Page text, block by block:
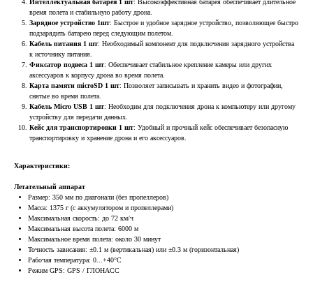
Интеллектуальная батарея 1 шт: Высокоэффективная батарея обеспечивает длительное
время полета и стабильную работу дрона.
Зарядное устройство 1шт: Быстрое и удобное зарядное устройство, позволяющее быстро
подзарядить батарею перед следующим полетом.
Кабель питания 1 шт: Необходимый компонент для подключения зарядного устройства
к источнику питания.
Фиксатор подвеса 1 шт: Обеспечивает стабильное крепление камеры или других
аксессуаров к корпусу дрона во время полета.
Карта памяти microSD 1 шт: Позволяет записывать и хранить видео и фотографии,
снятые во время полета.
Кабель Micro USB 1 шт: Необходим для подключения дрона к компьютеру или другому
устройству для передачи данных.
Кейс для транспортировки 1 шт: Удобный и прочный кейс обеспечивает безопасную
транспортировку и хранение дрона и его аксессуаров.
Характеристики:
Летательный аппарат
Размер: 350 мм по диагонали (без пропеллеров)
Масса: 1375 г (с аккумулятором и пропеллерами)
Максимальная скорость: до 72 км/ч
Максимальная высота полета: 6000 м
Максимальное время полета: около 30 минут
Точность зависания: ±0.1 м (вертикальная) или ±0.3 м (горизонтальная)
Рабочая температура: 0...+40°C
Режим GPS: GPS / ГЛОНАСС